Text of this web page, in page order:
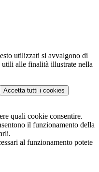
utilizzati si avvalgono di
utili alle finalità illustrate nella
Accetta tutti i cookies
quali cookie consentire.
il funzionamento della
al funzionamento potete